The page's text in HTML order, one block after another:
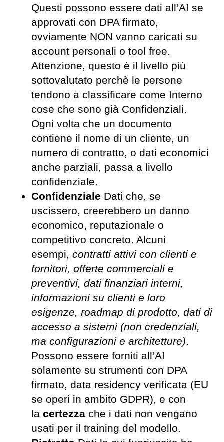
Questi possono essere dati all’AI se
approvati con DPA firmato,
ovviamente NON vanno caricati su
account personali o tool free.
Attenzione, questo è il livello più
sottovalutato perchè le persone
tendono a classificare come Interno
cose che sono già Confidenziali.
Ogni volta che un documento
contiene il nome di un cliente, un
numero di contratto, o dati economici
anche parziali, passa a livello
confidenziale.
Confidenziale Dati che, se
uscissero, creerebbero un danno
economico, reputazionale o
competitivo concreto. Alcuni
esempi, contratti attivi con clienti e
fornitori, offerte commerciali e
preventivi, dati finanziari interni,
informazioni su clienti e loro
esigenze, roadmap di prodotto, dati di
accesso a sistemi (non credenziali,
ma configurazioni e architetture).
Possono essere forniti all’AI
solamente su strumenti con DPA
firmato, data residency verificata (EU
se operi in ambito GDPR), e con
la certezza che i dati non vengano
usati per il training del modello.